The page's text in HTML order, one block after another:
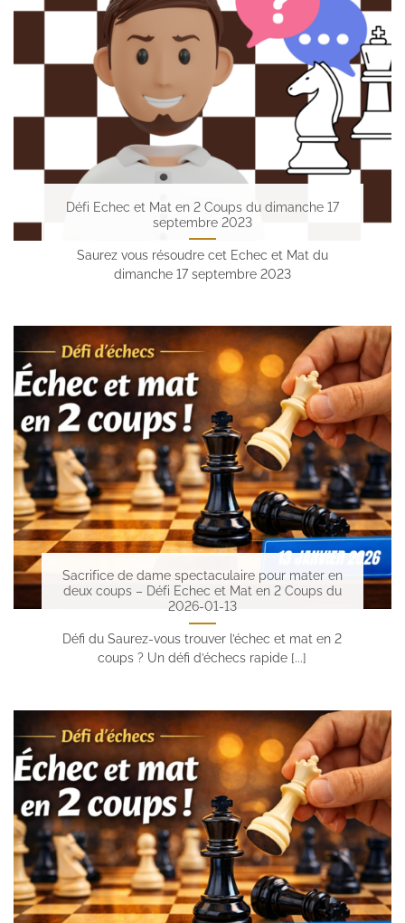
Défi Echec et Mat en 2 Coups du dimanche 17
septembre 2023
Saurez vous résoudre cet Echec et Mat du
dimanche 17 septembre 2023
Sacrifice de dame spectaculaire pour mater en
deux coups – Défi Echec et Mat en 2 Coups du
2026-01-13
Défi du Saurez-vous trouver l’échec et mat en 2
coups ? Un défi d’échecs rapide [...]